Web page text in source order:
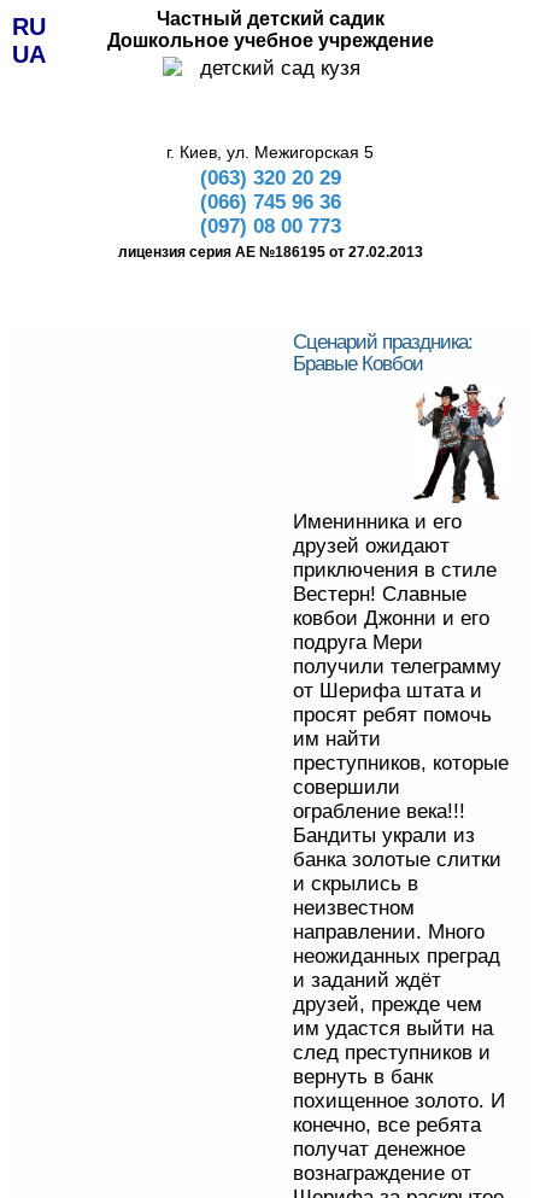
RU
UA
Частный детский садик
Дошкольное учебное учреждение
г. Киев, ул. Межигорская 5
(063) 320 20 29
(066) 745 96 36
(097) 08 00 773
лицензия серия АЕ №186195 от 27.02.2013
Сценарий праздника:
Бравые Ковбои
Именинника и его
друзей ожидают
приключения в стиле
Вестерн! Славные
ковбои Джонни и его
подруга Мери
получили телеграмму
от Шерифа штата и
просят ребят помочь
им найти
преступников, которые
совершили
ограбление века!!!
Бандиты украли из
банка золотые слитки
и скрылись в
неизвестном
направлении. Много
неожиданных преград
и заданий ждёт
друзей, прежде чем
им удастся выйти на
след преступников и
вернуть в банк
похищенное золото. И
конечно, все ребята
получат денежное
вознаграждение от